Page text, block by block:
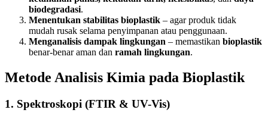
biodegradasi.
Menentukan stabilitas bioplastik – agar produk tidak
mudah rusak selama penyimpanan atau penggunaan.
Menganalisis dampak lingkungan – memastikan bioplastik
benar-benar aman dan ramah lingkungan.
Metode Analisis Kimia pada Bioplastik
1. Spektroskopi (FTIR & UV-Vis)